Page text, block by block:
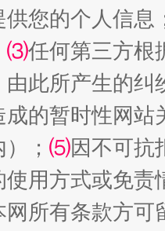
"炒
您的个人信息
⑶任何第三方根
由此所产生的纠
成的暂时性网
； ⑸因不可抗
用方式或免责
所有条款方